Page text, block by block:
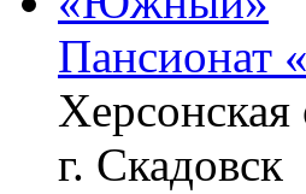
Херсонская
г. Скадовск